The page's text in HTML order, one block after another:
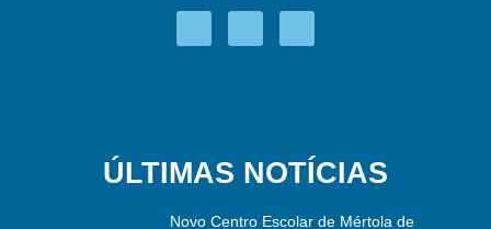
ÚLTIMAS NOTÍCIAS
Novo Centro Escolar de Mértola de